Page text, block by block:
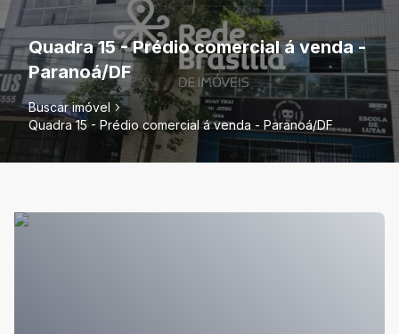
Quadra 15 - Prédio comercial á venda -
Paranoá/DF
Buscar imóvel
Quadra 15 - Prédio comercial á venda - Paranoá/DF